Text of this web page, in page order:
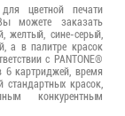
цветной печати
можете заказать
желтый, сине-серый,
а в палитре красок
с PANTONE®
картриджей, время
стандартных красок,
конкурентным